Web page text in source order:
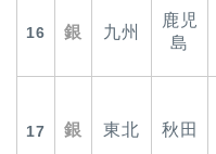
16 銀 九州
鹿児
島
17 銀 東北 秋田